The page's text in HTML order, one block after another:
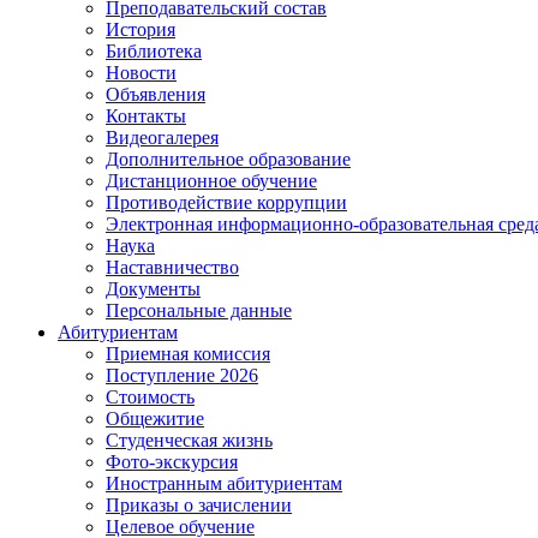
Преподавательский состав
История
Библиотека
Новости
Объявления
Контакты
Видеогалерея
Дополнительное образование
Дистанционное обучение
Противодействие коррупции
Электронная информационно-образовательная
Наука
Наставничество
Документы
Персональные данные
Абитуриентам
Приемная комиссия
Поступление 2026
Стоимость
Общежитие
Студенческая жизнь
Фото-экскурсия
Иностранным абитуриентам
Приказы о зачислении
Целевое обучение